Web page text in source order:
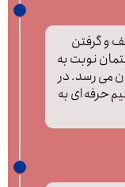
و گرفتن
نوبت به
می رسد. در
حرفه ای به